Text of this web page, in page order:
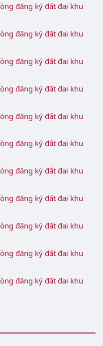
đăng ký đất đai khu
đăng ký đất đai khu
đăng ký đất đai khu
đăng ký đất đai khu
đăng ký đất đai khu
đăng ký đất đai khu
đăng ký đất đai khu
đăng ký đất đai khu
đăng ký đất đai khu
đăng ký đất đai khu
đăng ký đất đai khu